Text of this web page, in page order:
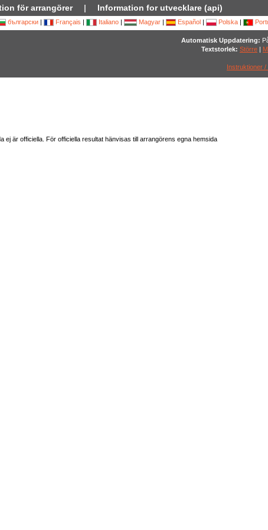
för arrangörer | Information for utvecklare (api)
български| Français | Italiano| Magyar| Español| Polska|
Automatisk Uppdatering:
Textstorlek: Större |
Instruktioner /
är officiella. För officiella resultat hänvisas till arrangörens egna hemsida